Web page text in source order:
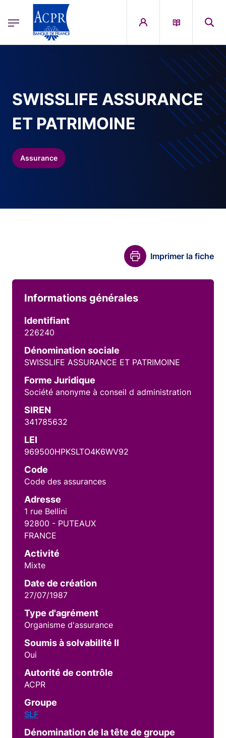
ACPR Menu Principal (French)
SWISSLIFE ASSURANCE
ET PATRIMOINE
Assurance
Imprimer la fiche
Informations générales
Identifiant
226240
Dénomination sociale
SWISSLIFE ASSURANCE ET PATRIMOINE
Forme Juridique
Société anonyme à conseil d administration
SIREN
341785632
LEI
969500HPKSLTO4K6WV92
Code
Code des assurances
Adresse
1 rue Bellini
92800 - PUTEAUX
FRANCE
Activité
Mixte
Date de création
27/07/1987
Type d'agrément
Organisme d'assurance
Soumis à solvabilité II
Oui
Autorité de contrôle
ACPR
Groupe
SLF
Dénomination de la tête de groupe